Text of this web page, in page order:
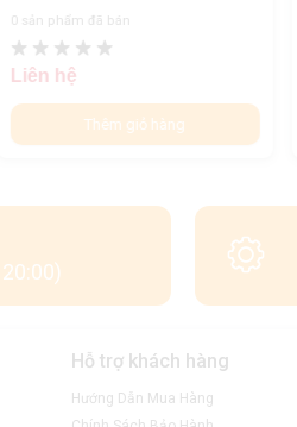
0 sản phẩm đã bán
Liên hệ
Thêm giỏ hàng
Hỗ trợ khách hàng
Hướng Dẫn Mua Hàng